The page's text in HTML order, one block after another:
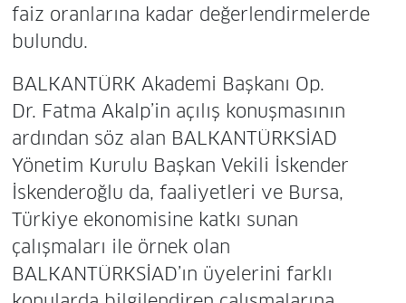
faiz oranlarına kadar değerlendirmelerde
bulundu.
BALKANTÜRK Akademi Başkanı Op.
Dr. Fatma Akalp’in açılış konuşmasının
ardından söz alan BALKANTÜRKSİAD
Yönetim Kurulu Başkan Vekili İskender
İskenderoğlu da, faaliyetleri ve Bursa,
Türkiye ekonomisine katkı sunan
çalışmaları ile örnek olan
BALKANTÜRKSİAD’ın üyelerini farklı